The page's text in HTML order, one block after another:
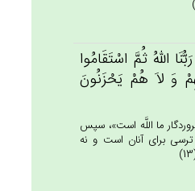
الله‌ُ ثُم‌َّ اسْتَقَامُوا
وَ لاَ هُم‌ْ يَحْزَنُون‌َ
ما اللَّه است»، سپس
ترسى براى آنان است و نه